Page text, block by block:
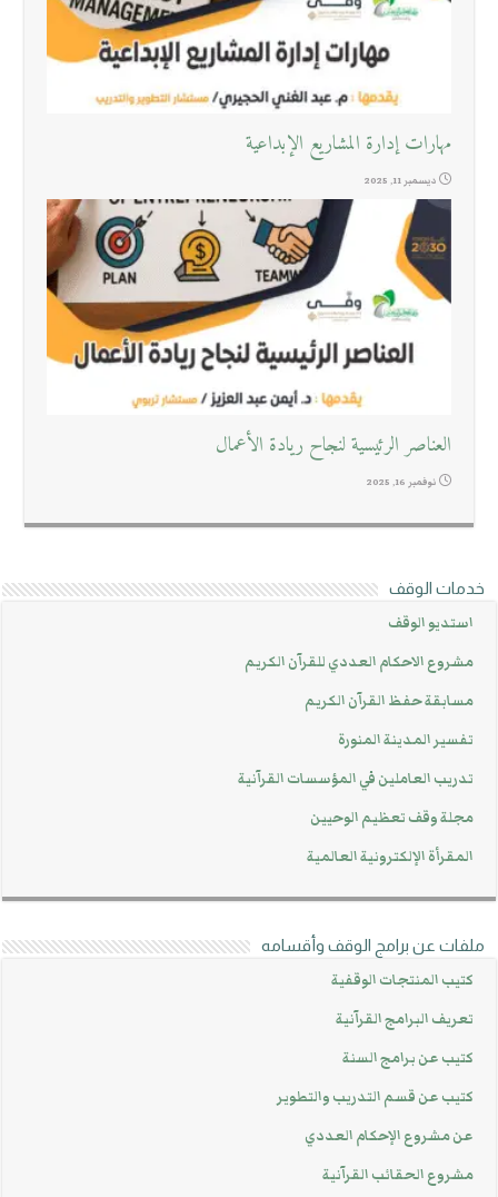
مهارات إدارة المشاريع الإبداعية
ديسمبر 11, 2025
العناصر الرئيسية لنجاح ريادة الأعمال
نوفمبر 16, 2025
خدمات الوقف
استديو الوقف
مشروع الاحكام العددي للقرآن الكريم
مسابقة حفظ القرآن الكريم
تفسير المدينة المنورة
تدريب العاملين في المؤسسات القرآنية
مجلة وقف تعظيم الوحيين
المقرأة الإلكترونية العالمية
ملفات عن برامج الوقف وأقسامه
كتيب المنتجات الوقفية
تعريف البرامج القرآنية
كتيب عن برامج السنة
كتيب عن قسم التدريب والتطوير
عن مشروع الإحكام العددي
مشروع الحقائب القرآنية